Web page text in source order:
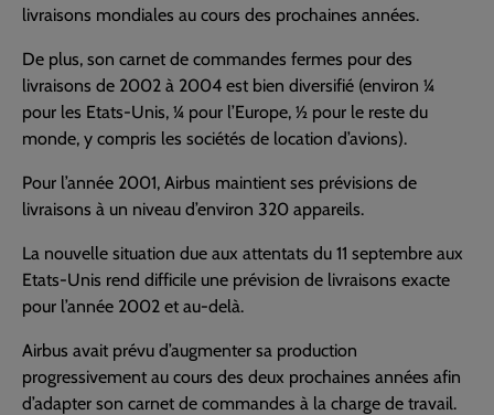
livraisons mondiales au cours des prochaines années.
De plus, son carnet de commandes fermes pour des
livraisons de 2002 à 2004 est bien diversifié (environ ¼
pour les Etats-Unis, ¼ pour l’Europe, ½ pour le reste du
monde, y compris les sociétés de location d’avions).
Pour l’année 2001, Airbus maintient ses prévisions de
livraisons à un niveau d’environ 320 appareils.
La nouvelle situation due aux attentats du 11 septembre aux
Etats-Unis rend difficile une prévision de livraisons exacte
pour l’année 2002 et au-delà.
Airbus avait prévu d’augmenter sa production
progressivement au cours des deux prochaines années afin
d’adapter son carnet de commandes à la charge de travail.